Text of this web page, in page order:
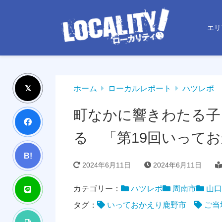
エ
B!
ホーム ローカルレポート ハツレポ
町なかに響きわたる
る 「第19回いってお
2024年6月11日 2024年6月11日
カテゴリー： ハツレポ 周南市
山
タグ：
いっておかえり鹿野市 ご